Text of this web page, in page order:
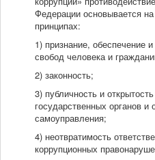
Федерации основывается
принципах:
1) признание, обеспечение
свобод человека и
2) законность;
3) публичность и
государственных органов и
самоуправления;
4) неотвратимость
коррупционных